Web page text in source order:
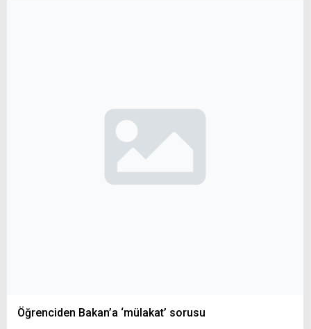
Öğrenciden Bakan’a ‘mülakat’ sorusu